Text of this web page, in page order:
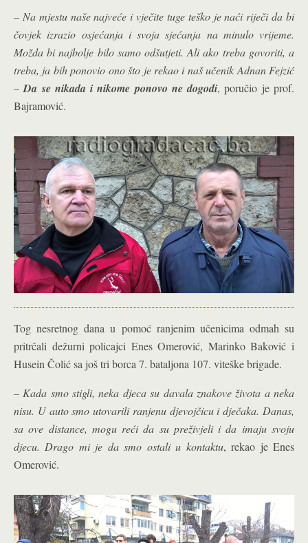
– Na mjestu naše najveće i vječite tuge teško je naći riječi da bi
čovjek izrazio osjećanja i svoja sjećanja na minulo vrijeme.
Možda bi najbolje bilo samo odšutjeti. Ali ako treba govoriti, a
treba, ja bih ponovio ono što je rekao i naš učenik Adnan Fejzić
–Da se nikada i nikome ponovo ne dogodi, poručio je prof.
Bajramović.
Tog nesretnog dana u pomoć ranjenim učenicima odmah su
pritrčali dežurni policajci Enes Omerović, Marinko Baković i
Husein Čolić sa još tri borca 7. bataljona 107. viteške brigade.
– Kada smo stigli, neka djeca su davala znakove života a neka
nisu. U auto smo utovarili ranjenu djevojčicu i dječaka. Danas,
sa ove distance, mogu reći da su preživjeli i da imaju svoju
djecu. Drago mi je da smo ostali u kontaktu, rekao je Enes
Omerović.